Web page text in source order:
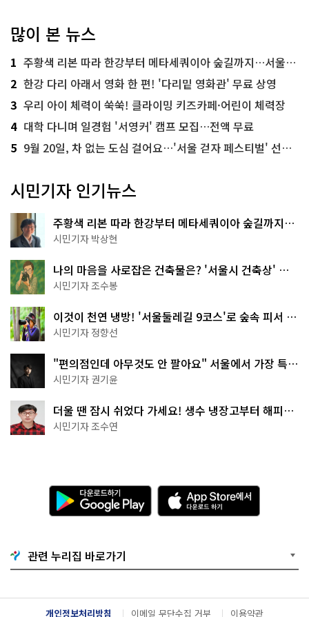
많이 본 뉴스
1 주황색 리본 따라 한강부터 메타세쿼이아 숲길까지…서울둘레길 15코스
2 한강 다리 아래서 영화 한 편! '다리밑 영화관' 무료 상영
3 우리 아이 체력이 쑥쑥! 클라이밍 키즈카페·어린이 체력장
4 대학 다니며 일경험 '서영커' 캠프 모집…전액 무료
5 9월 20일, 차 없는 도심 걸어요…'서울 걷자 페스티벌' 선착순 5천명
시민기자 인기뉴스
주황색 리본 따라 한강부터 메타세쿼이아 숲길까지…
서울둘레길 15코스
시민기자 박상현
나의 마음을 사로잡은 건축물은? '서울시 건축상' 수
상작 공개!
시민기자 조수봉
이것이 천연 냉방! '서울둘레길 9코스'로 숲속 피서 떠
나볼까
시민기자 정향선
"편의점인데 아무것도 안 팔아요" 서울에서 가장 특별
한 편의점의 정체
시민기자 권기윤
더울 땐 잠시 쉬었다 가세요! 생수 냉장고부터 해피소
·무더위쉼터까지
시민기자 조수연
다
운
로
기
G
o
g
l
A
p
p
e
서
다
관련 누리집 바로가기
개인정보처리방침 이메일 무단수집 거부 이용약관